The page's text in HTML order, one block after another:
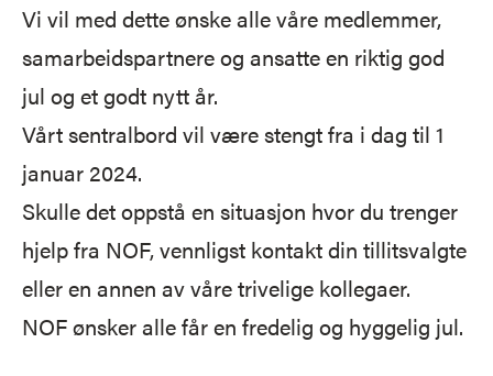
Vi vil med dette ønske alle våre medlemmer,
samarbeidspartnere og ansatte en riktig god
jul og et godt nytt år.
Vårt sentralbord vil være stengt fra i dag til 1
januar 2024.
Skulle det oppstå en situasjon hvor du trenger
hjelp fra NOF, vennligst kontakt din tillitsvalgte
eller en annen av våre trivelige kollegaer.
NOF ønsker alle får en fredelig og hyggelig jul.